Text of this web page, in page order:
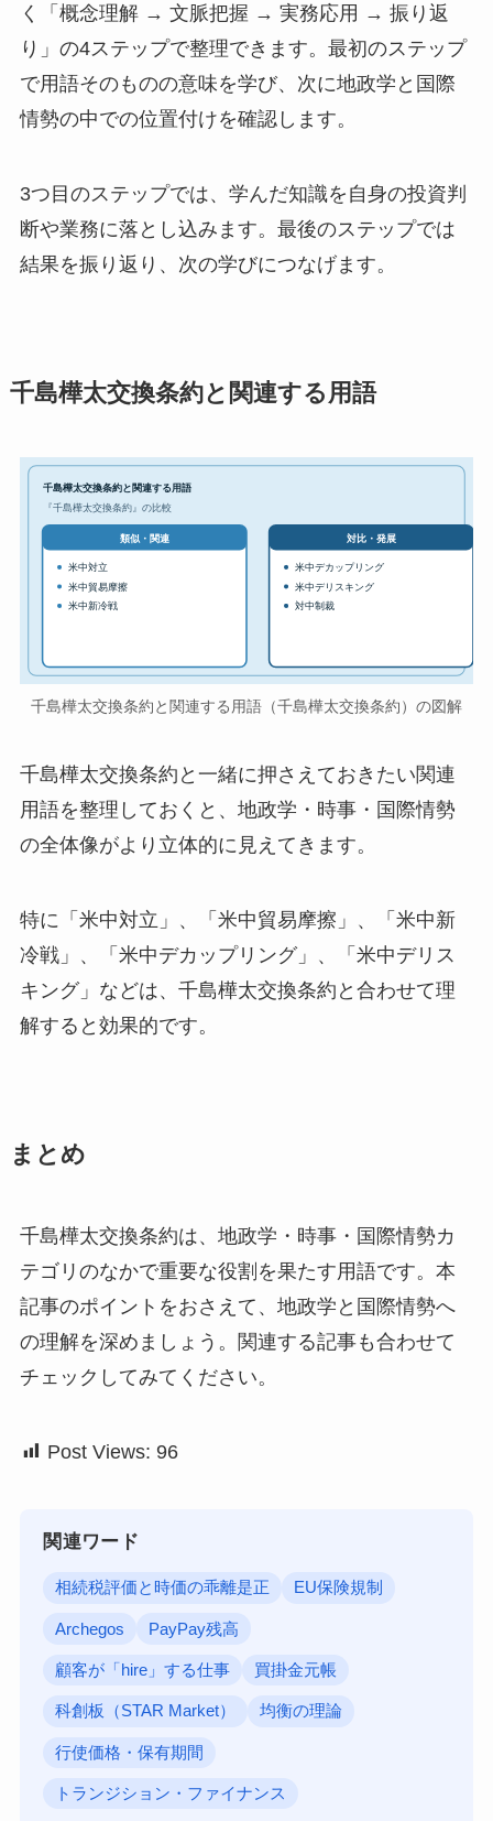
く「概念理解 → 文脈把握 → 実務応用 → 振り返
り」の4ステップで整理できます。最初のステップ
で用語そのものの意味を学び、次に地政学と国際
情勢の中での位置付けを確認します。
3つ目のステップでは、学んだ知識を自身の投資判
断や業務に落とし込みます。最後のステップでは
結果を振り返り、次の学びにつなげます。
千島樺太交換条約と関連する用語
千島樺太交換条約と関連する用語
『千島樺太交換条約』の比較
類似・関連
米中対立
米中貿易摩擦
米中新冷戦
対比・発展
米中デカップリング
米中デリスキング
対中制裁
千島樺太交換条約と関連する用語（千島樺太交換条約）の図解
千島樺太交換条約と一緒に押さえておきたい関連
用語を整理しておくと、地政学・時事・国際情勢
の全体像がより立体的に見えてきます。
特に「米中対立」、「米中貿易摩擦」、「米中新
冷戦」、「米中デカップリング」、「米中デリス
キング」などは、千島樺太交換条約と合わせて理
解すると効果的です。
まとめ
千島樺太交換条約は、地政学・時事・国際情勢カ
テゴリのなかで重要な役割を果たす用語です。本
記事のポイントをおさえて、地政学と国際情勢へ
の理解を深めましょう。関連する記事も合わせて
チェックしてみてください。
Post Views: 96
関連ワード
相続税評価と時価の乖離是正 EU保険規制
Archegos PayPay残高
顧客が「hire」する仕事 買掛金元帳
科創板（STAR Market） 均衡の理論
行使価格・保有期間
トランジション・ファイナンス